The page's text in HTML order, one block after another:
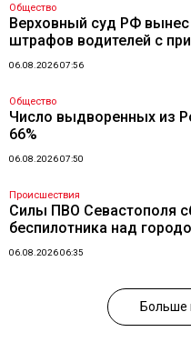
Общество
Верховный суд РФ
штрафов водителей с
06.08.2026 07:56
Общество
Число выдворенных из
66%
06.08.2026 07:50
Происшествия
Силы ПВО Севастополя
беспилотника над
06.08.2026 06:35
Больше